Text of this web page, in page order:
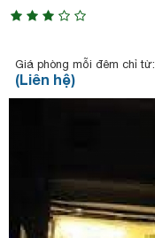
Giá phòng mỗi đêm chỉ từ:
(Liên hệ)